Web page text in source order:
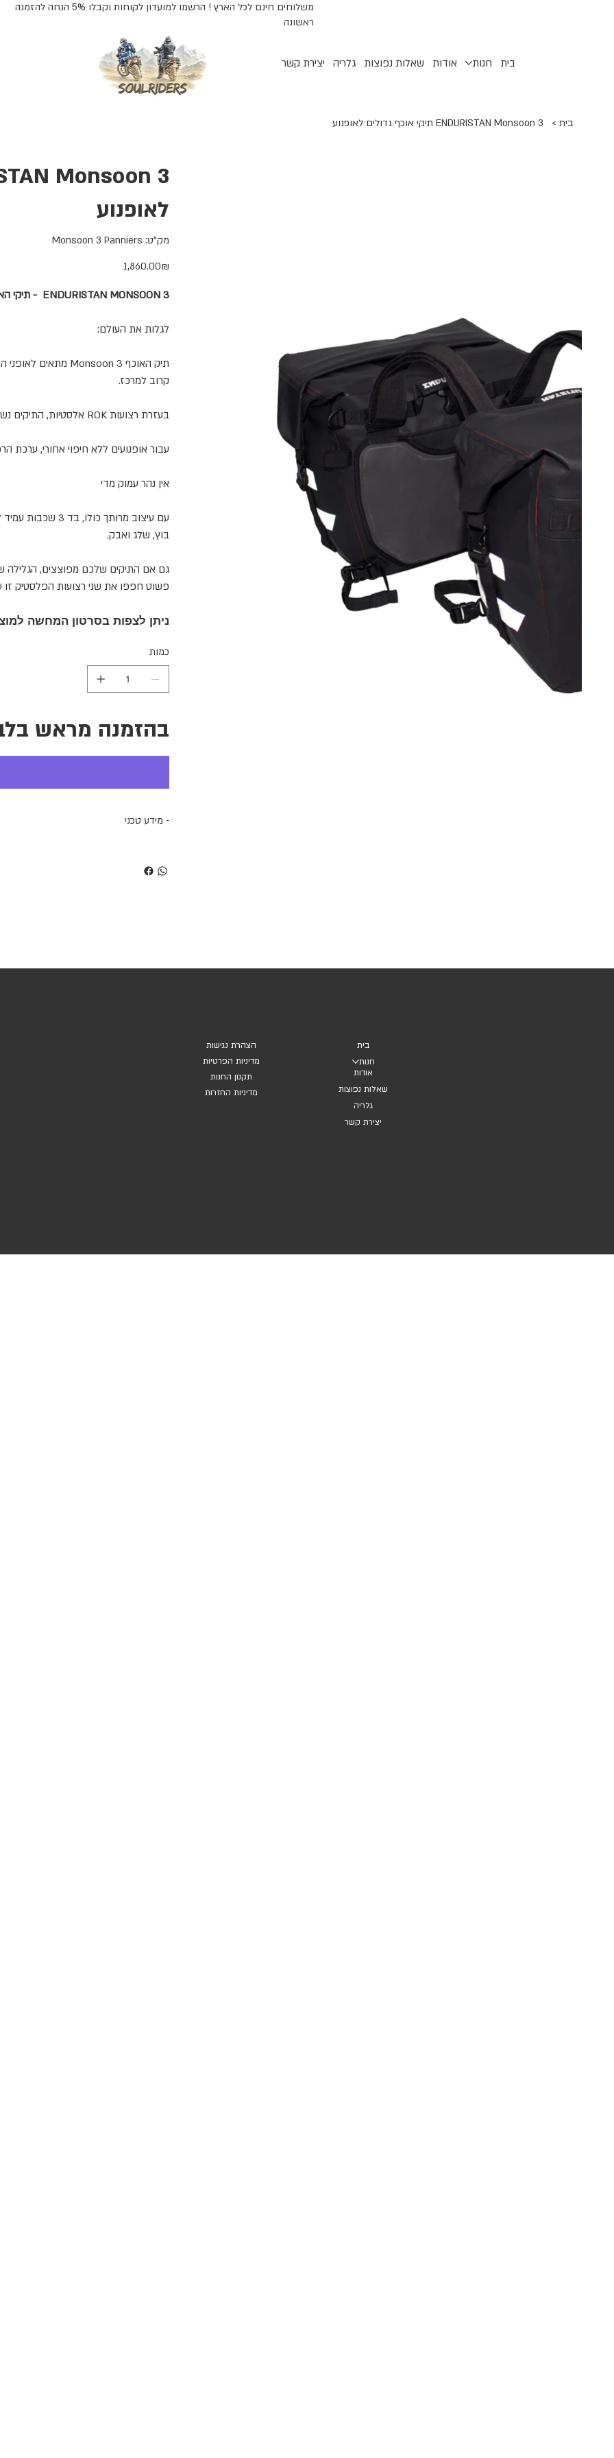
בית חנות אודות שאלות נפוצות גלריה יצירת קשר
משלוחים חינם לכל הארץ ! הרשמו למועדון לקוחות וקבלו 5% הנחה להזמנה
ראשונה
בית > ENDURISTAN Monsoon 3 תיקי אוכף גדולים לאופנוע
לאופנוע
מק"ט:
מק"ט
Monsoon
Monsoon 3 Panniers
מחיר ‏1,860.00 ‏₪
ENDURISTAN MONSOON 3 - תיקי האוכף הגדולים של אנדוריסטאן
לגלות את העולם:
תיק האוכף
מתאים לאופני
קרוב למרכז.
בעזרת רצועות ROK אלסטיות, התיקים
עבור אופנועים ללא חיפוי אחורי, ערכת
אין נהר עמוק מדי
עם עיצוב מרותך כולו, בד 3 שכבות עמיד למים וסגירת גלילה, תיקי האוכף
בוץ, שלג ואבק.
גם אם התיקים שלכם מפוצצים, הגלילה
פשוט חפפו את שני רצועות הפלסטיק זו
ניתן לצפות בסרטון המחשה
כמות
בהזמנה מראש
- מידע טכני
הצהרת נגישות
מדיניות הפרטיות
תקנון החנות
מדיניות החזרות
בית
חנות
אודות
שאלות נפוצות
גלריה
יצירת קשר